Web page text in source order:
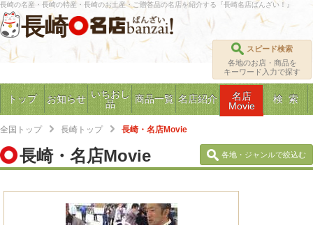
長崎の名産・長崎の特産・長崎のお土産・ご贈答品の名店を紹介する『長崎名店ばんざい！』
長崎
スピード検索
各地のお店・商品を
キーワード入力で探す
トップ お知らせ いちおし
品
商品一覧 名店紹介
名店
Movie
検 索
全国トップ 長崎トップ 長崎・名店Movie
長崎・名店Movie 各地・ジャンルで絞込む